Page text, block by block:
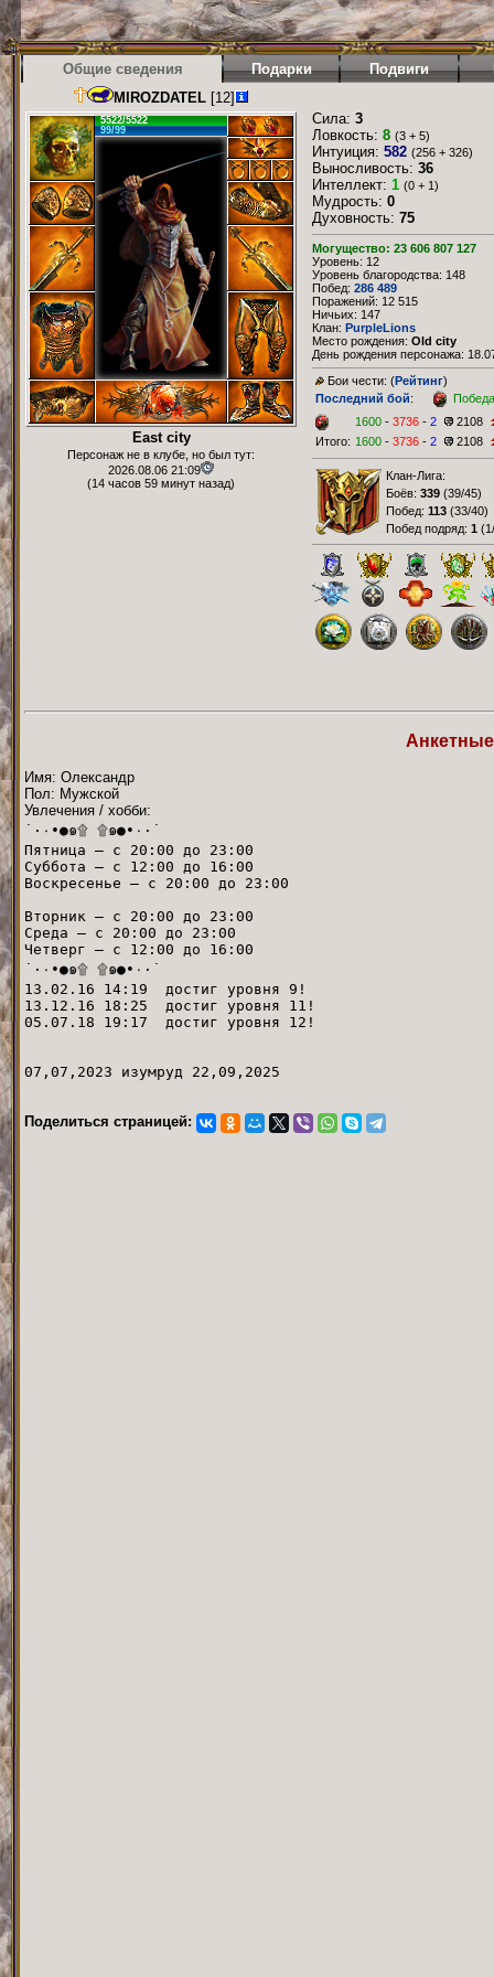
Общие сведения Подарки Подвиги
MIROZDATEL [12]
5522/5522
99/99
East city
Персонаж не в клубе, но был тут:
2026.08.06 21:09
(14 часов 59 минут назад)
Сила: 3
Ловкость: 8 (3 + 5)
Интуиция: 582 (256 + 326)
Выносливость: 36
Интеллект: 1 (0 + 1)
Мудрость: 0
Духовность: 75
Могущество: 23 606 807 127
Уровень: 12
Уровень благородства: 148
Побед: 286 489
Поражений: 12 515
Ничьих: 147
Клан: PurpleLions
Место рождения: Old city
День рождения персонажа:
Бои чести: (Рейтинг)
Последний бой:
Победа
1600 - 3736 - 2
2108
Итого: 1600 - 3736 - 2 2108
Клан-Лига:
Боёв: 339 (39/45)
Побед: 113 (33/40)
Побед подряд: 1 (
Имя: Олександр
Пол: Мужской
Увлечения / хобби:
˙·٠•●๑۩ ۩๑●•٠·˙
Пятница — с 20:00 до 23:00
Суббота — с 12:00 до 16:00
Воскресенье — с 20:00 до 23:00
Вторник — с 20:00 до 23:00
Среда — с 20:00 до 23:00
Четверг — с 12:00 до 16:00
˙·٠•●๑۩ ۩๑●•٠·˙
13.02.16 14:19 достиг уровня 9!
13.12.16 18:25 достиг уровня 11!
05.07.18 19:17 достиг уровня 12!
07,07,2023 изумруд 22,09,2025
Поделиться страницей: